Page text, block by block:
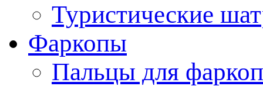
Туристические
Фаркопы
Пальцы для